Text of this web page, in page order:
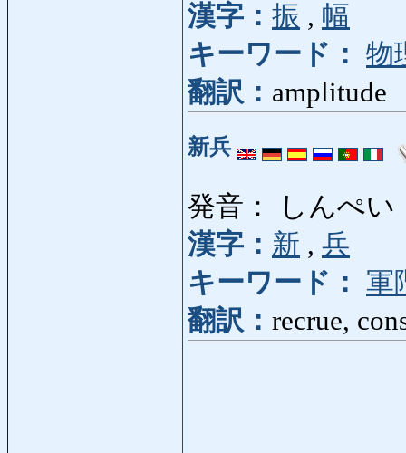
漢字： 振 , 幅
キーワード： 物
翻訳： amplitude
新兵
発音： しんぺい
漢字： 新 , 兵
キーワード： 軍
翻訳： recrue,